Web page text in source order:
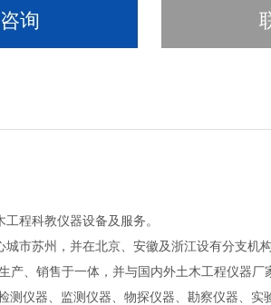
询
程科教仪器设备及服务。
苏州，并在北京、安徽及浙江设有分支机
产、销售于一体，并与国内外土木工程仪器厂
仪器、监测仪器、物探仪器、勘察仪器、实